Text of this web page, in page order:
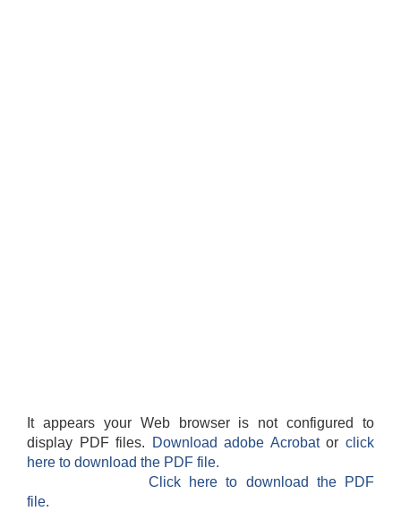
It appears your Web browser is not configured to
display PDF files.
Download adobe Acrobatorclick
here to download the PDF file.
Click here to download the PDF
file.